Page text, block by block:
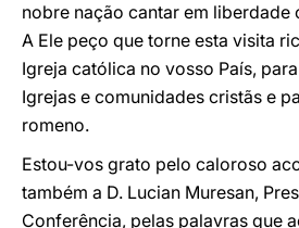
nobre nação cantar em liberdade
A Ele peço que torne esta visita
Igreja católica no vosso País,
Igrejas e comunidades cristãs e
romeno.
Estou-vos grato pelo caloroso
também a D. Lucian Muresan,
Conferência, pelas palavras que